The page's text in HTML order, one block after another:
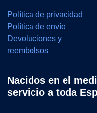
Política de privacidad
Política de envío
Devoluciones y
reembolsos
Nacidos en el
servicio a toda